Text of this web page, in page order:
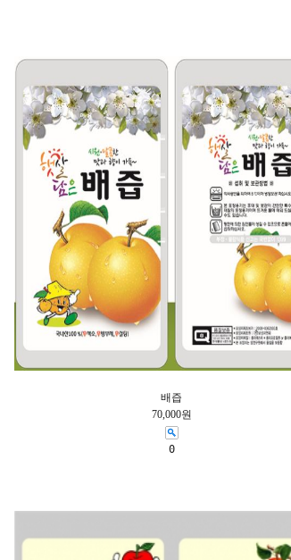
배즙
70,000원
0